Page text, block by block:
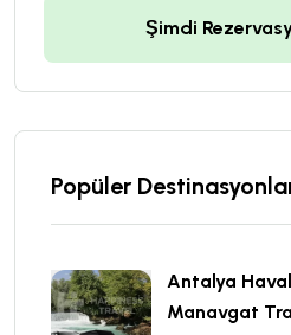
Şimdi
Popüler
Antalya
Manavgat